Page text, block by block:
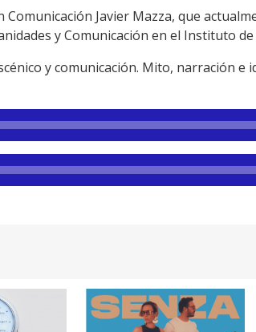
Javier Mazza, que
y Comunicación en el Instituto
y comunicación. Mito, narración e